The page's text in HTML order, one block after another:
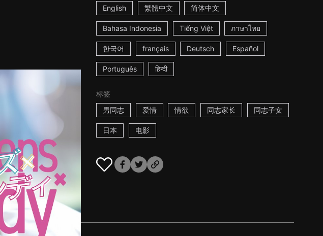
English 繁體中文 简体中文
Bahasa Indonesia Tiếng Việt ภาษาไทย
한국어 français Deutsch Español
Português हिन्दी
标签
男同志
爱情 情欲 同志家长 同志子女
日本 电影